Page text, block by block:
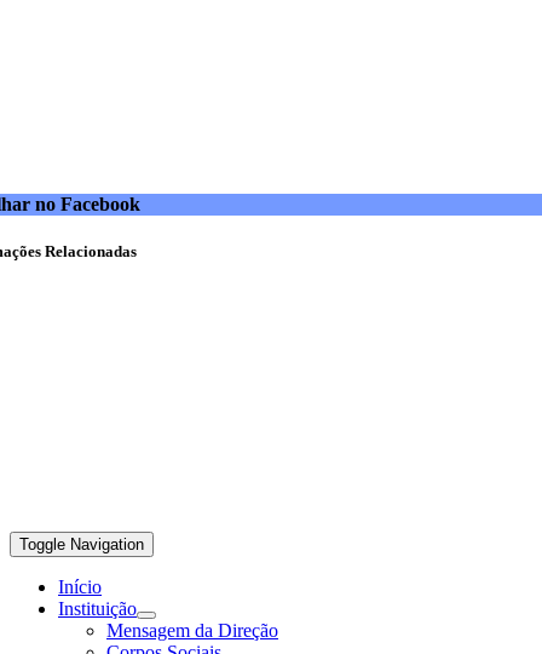
Toggle Navigation
Início
Instituição
Mensagem da Direção
no Facebook
Relacionadas